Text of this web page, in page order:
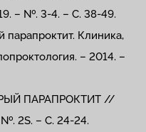
– №. 3-4. – С. 38-49.
парапроктит. Клиника,
– 2014. –
ПАРАПРОКТИТ //
2S. – С. 24-24.